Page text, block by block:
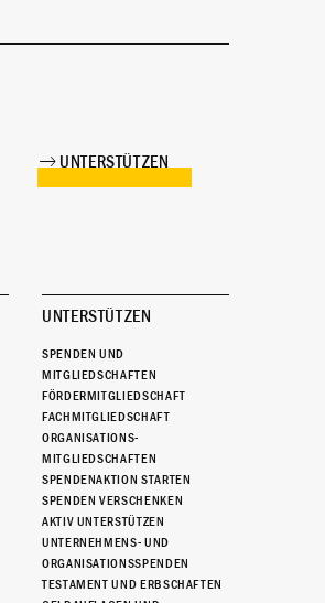
UNTERSTÜTZEN
UNTERSTÜTZEN
SPENDEN UND
MITGLIEDSCHAFTEN
FÖRDERMITGLIEDSCHAFT
FACHMITGLIEDSCHAFT
ORGANISATIONS-
MITGLIEDSCHAFTEN
SPENDENAKTION STARTEN
SPENDEN VERSCHENKEN
AKTIV UNTERSTÜTZEN
UNTERNEHMENS- UND
ORGANISATIONSSPENDEN
TESTAMENT UND ERBSCHAFTEN